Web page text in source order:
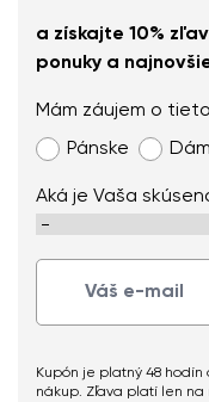
a získajte 10%
ponuky a
Mám záujem o
Pánske
Aká je Vaša
Kupón je platný 48
nákup. Zľava platí len na